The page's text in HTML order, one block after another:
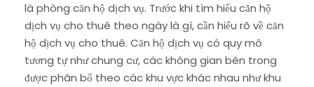
là phòng căn hộ dịch vụ. Trước khi tìm hiểu căn hộ
dịch vụ cho thuê theo ngày là gì, cần hiểu rõ về căn
hộ dịch vụ cho thuê. Căn hộ dịch vụ có quy mô
tương tự như chung cư, các không gian bên trong
được phân bổ theo các khu vực khác nhau như khu